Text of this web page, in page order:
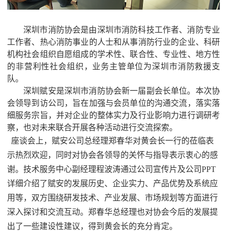
深圳市消防协会是由深圳市消防科技工作者、消防专业
工作者、热心消防事业的人士和从事消防行业的企业、科研
机构社会组织自愿组成的学术性、联合性、专业性、地方性
的非营利性社会组织，业务主管单位为深圳市消防救援支
队。
深圳赋安是深圳市消防协会新一届副会长单位。本次协
会领导到访公司，旨在加强与会员单位的沟通交流，落实落
细服务宗旨，并对企业的整体实力及行业影响力进行调研考
察，也对未来联合开展各种活动进行交流探索。
座谈会上，赋安公司总经理郑春华对黄会长一行的莅临表
示热烈欢迎，同时对协会各领导的关怀与指导表示衷心的感
谢。技术服务中心副经理程波涛通过公司宣传片及公司PPT
详细介绍了赋安的发展历史、企业实力、产品优势及系统应
用等，双方围绕研发技术、产业发展、市场规划等方面进行
深入探讨和交流互动。 郑春华总经理也对协会今后的发展提
出了一些建设性建议，得到黄会长的充分肯定。